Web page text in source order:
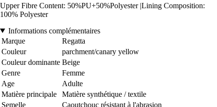
Upper Fibre Content: 50%PU+50%Polyester |Lining Composition:
100% Polyester
Informations complémentaires
Marque
Regatta
Couleur
parchment/canary yellow
Couleur dominante Beige
Genre
Femme
Age
Adulte
Matière principale
Matière synthétique / textile
Semelle
Caoutchouc résistant à l'abrasion